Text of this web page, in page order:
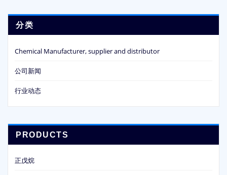
分类
Chemical Manufacturer, supplier and distributor
公司新闻
行业动态
PRODUCTS
正戊烷